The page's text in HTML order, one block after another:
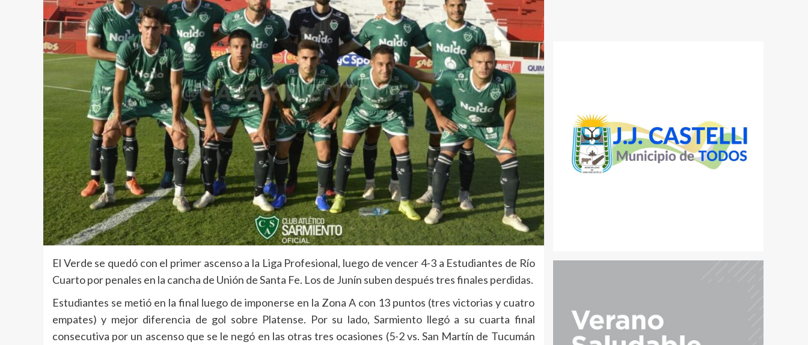
El Verde se quedó con el primer ascenso a la Liga Profesional, luego de vencer 4-3 a Estudiantes de Río
Cuarto por penales en la cancha de Unión de Santa Fe. Los de Junín suben después tres finales perdidas.
Estudiantes se metió en la final luego de imponerse en la Zona A con 13 puntos (tres victorias y cuatro
empates) y mejor diferencia de gol sobre Platense. Por su lado, Sarmiento llegó a su cuarta final
consecutiva por un ascenso que se le negó en las otras tres ocasiones (5-2 vs. San Martín de Tucumán